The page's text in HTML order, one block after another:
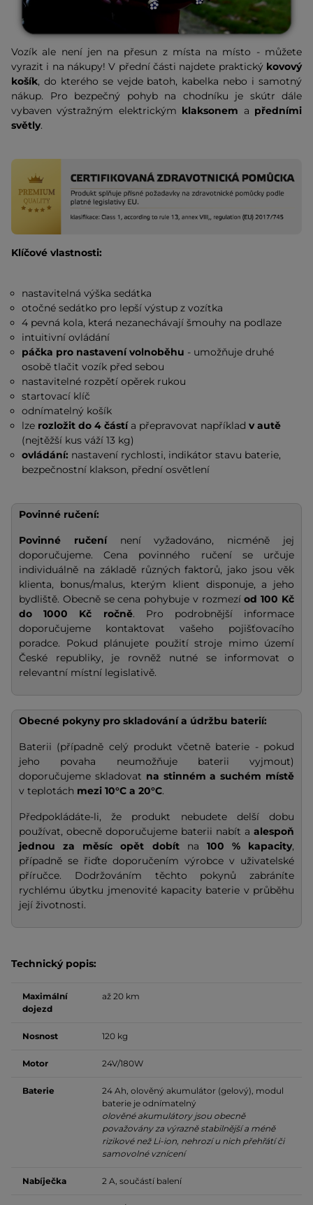
Vozík ale není jen na přesun z místa na místo - můžete
vyrazit i na nákupy! V přední části najdete praktický kovový
košík, do kterého se vejde batoh, kabelka nebo i samotný
nákup. Pro bezpečný pohyb na chodníku je skútr dále
vybaven výstražným elektrickým klaksonem a předními
světly.
Klíčové vlastnosti:
nastavitelná výška sedátka
otočné sedátko pro lepší výstup z vozítka
4 pevná kola, která nezanechávají šmouhy na podlaze
intuitivní ovládání
páčka pro nastavení volnoběhu - umožňuje druhé
osobě tlačit vozík před sebou
nastavitelné rozpětí opěrek rukou
startovací klíč
odnímatelný košík
lze rozložit do 4 částía přepravovat například v autě
(nejtěžší kus váží 13 kg)
ovládání: nastavení rychlosti, indikátor stavu baterie,
bezpečnostní klakson, přední osvětlení
Povinné ručení:
Povinné ručenínení vyžadováno, nicméně jej
doporučujeme. Cena povinného ručení se určuje
individuálně na základě různých faktorů, jako jsou věk
klienta, bonus/malus, kterým klient disponuje, a jeho
bydliště. Obecně se cena pohybuje v rozmezíod 100 Kč
do 1000 Kč ročně. Pro podrobnější informace
doporučujeme kontaktovat vašeho pojišťovacího
poradce. Pokud plánujete použití stroje mimo území
České republiky, je rovněž nutné se informovat o
relevantní místní legislativě.
Obecné pokyny pro skladování a údržbu baterií:
Baterii (případně celý produkt včetně baterie - pokud
jeho povaha neumožňuje baterii vyjmout)
doporučujeme skladovat na stinném a suchém místě
v teplotách mezi 10°C a 20°C.
Předpokládáte-li, že produkt nebudete delší dobu
používat, obecně doporučujeme baterii nabít a alespoň
jednou za měsíc opět dobítna 100 % kapacity,
případně se řiďte doporučením výrobce v uživatelské
příručce. Dodržováním těchto pokynů zabráníte
rychlému úbytku jmenovité kapacity baterie v průběhu
její životnosti.
Technický popis:
Maximální
dojezd
až 20 km
Nosnost 120 kg
Motor 24V/180W
Baterie
24 Ah, olověný akumulátor (gelový), modul
baterie je odnímatelný
olověné akumulátory jsou obecně
považovány za výrazně stabilnější a méně
rizikové než Li-ion, nehrozí u nich přehřátí či
samovolné vznícení
Nabíječka 2 A, součástí balení